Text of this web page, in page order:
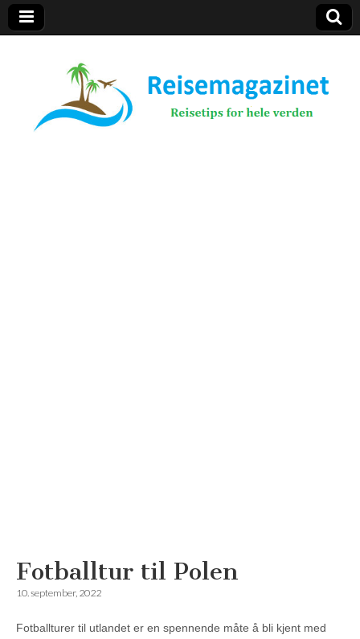
Reisemagazinet
Fotballtur til Polen
10. september, 2022
Fotballturer til utlandet er en spennende måte å bli kjent med